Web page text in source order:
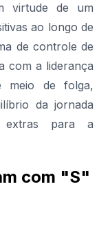
virtude de um
ao longo de
de controle de
com a liderança
meio de folga,
da jornada
extras para a
com "S"